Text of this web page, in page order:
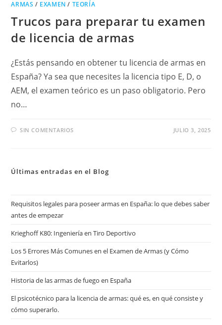
ARMAS / EXAMEN / TEORÍA
Trucos para preparar tu examen
de licencia de armas
¿Estás pensando en obtener tu licencia de armas en
España? Ya sea que necesites la licencia tipo E, D, o
AEM, el examen teórico es un paso obligatorio. Pero
no…
SIN COMENTARIOS JULIO 3, 2025
Últimas entradas en el Blog
Requisitos legales para poseer armas en España: lo que debes saber
antes de empezar
Krieghoff K80: Ingeniería en Tiro Deportivo
Los 5 Errores Más Comunes en el Examen de Armas (y Cómo
Evitarlos)
Historia de las armas de fuego en España
El psicotécnico para la licencia de armas: qué es, en qué consiste y
cómo superarlo.